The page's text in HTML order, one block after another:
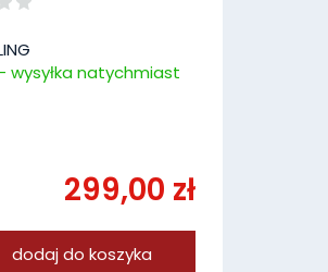
wysyłka natychmiast
299,00 zł
dodaj do koszyka